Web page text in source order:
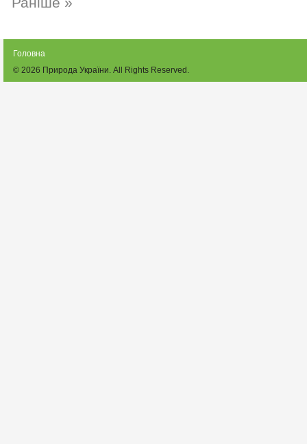
Головна
© 2026 Природа України. All Rights Reserved.